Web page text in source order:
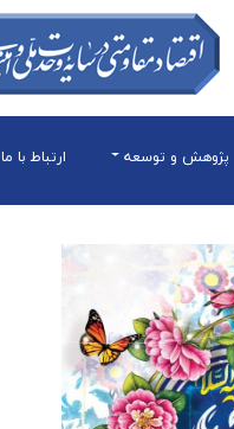
پژوهش و توسعه ارتباط با ما